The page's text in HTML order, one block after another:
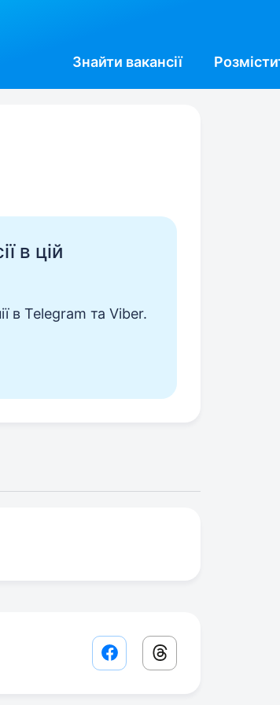
Знайти вакансії
в цій
в Telegram та Viber.
Facebook share link
Threads share link